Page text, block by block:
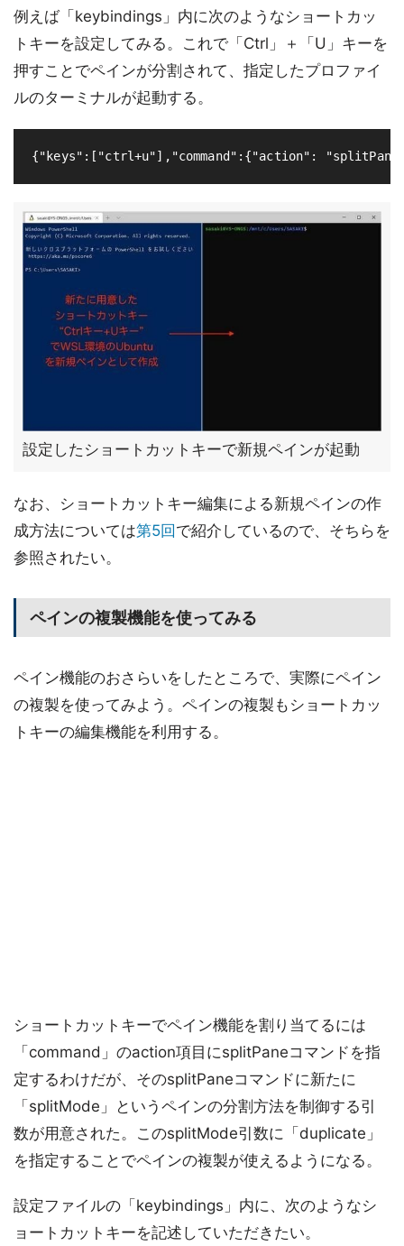
例えば「keybindings」内に次のようなショートカッ
トキーを設定してみる。これで「Ctrl」＋「U」キーを
押すことでペインが分割されて、指定したプロファイ
ルのターミナルが起動する。
設定したショートカットキーで新規ペインが起動
なお、ショートカットキー編集による新規ペインの作
成方法については第5回 で紹介しているので、そちらを
参照されたい。
ペインの複製機能を使ってみる
ペイン機能のおさらいをしたところで、実際にペイン
の複製を使ってみよう。ペインの複製もショートカッ
トキーの編集機能を利用する。
ショートカットキーでペイン機能を割り当てるには
「command」のaction項目にsplitPaneコマンドを指
定するわけだが、そのsplitPaneコマンドに新たに
「splitMode」というペインの分割方法を制御する引
数が用意された。このsplitMode引数に「duplicate」
を指定することでペインの複製が使えるようになる。
設定ファイルの「keybindings」内に、次のようなシ
ョートカットキーを記述していただきたい。